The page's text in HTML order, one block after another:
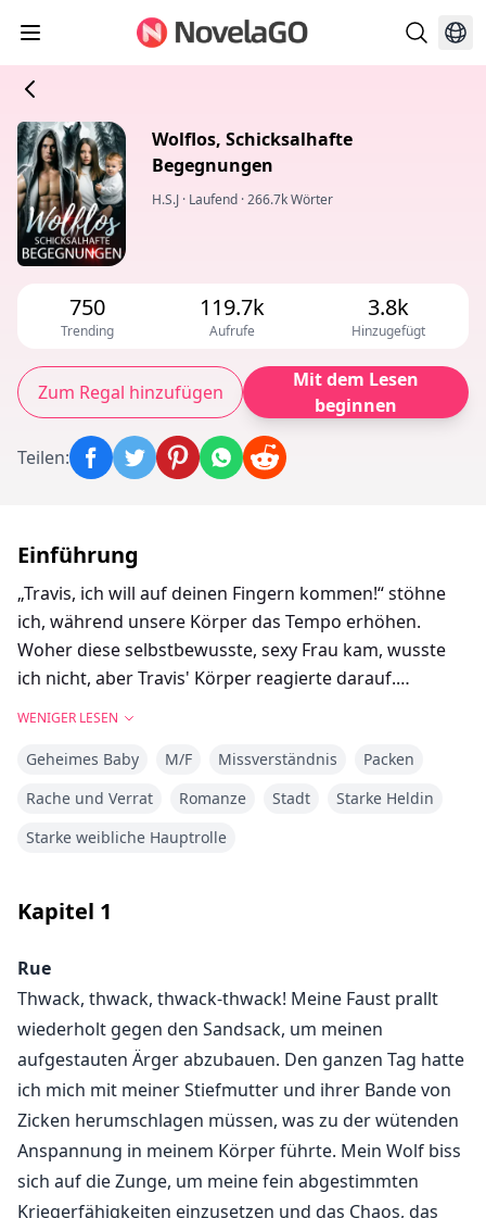
Wolflos, Schicksalhafte
Begegnungen
H.S.J · Laufend ·266.7k Wörter
750
Trending
119.7k
Aufrufe
3.8k
Hinzugefügt
Zum Regal hinzufügen
Mit dem Lesen
beginnen
Teilen:
Einführung
„Travis, ich will auf deinen Fingern kommen!“ stöhne
ich, während unsere Körper das Tempo erhöhen.
Woher diese selbstbewusste, sexy Frau kam, wusste
ich nicht, aber Travis' Körper reagierte darauf.
Daumen erhöht, einen dritten Finger hinzufügt und
mich über den Rand treibt. Ich explodiere auf seiner
weiterhin durch meinen Orgasmus fickt.
Rue, einst die furchtloseste Kriegerin des Blood Red
Rudels, erleidet einen herzzerreißenden Verrat durch
ihre engste Freundin, und ein schicksalhafter One-
Night-Stand verändert ihren Weg. Sie wurde von ihrem
eigenen Vater aus dem Rudel verbannt. Sechs Jahre
später, als die Angriffe der Streuner zunehmen, wird
Rue in ihre stürmische Welt zurückgerufen, nun
begleitet von einem niedlichen kleinen Jungen.
Mitten in diesem Chaos wird Travis, der
WENIGER LESEN
Geheimes Baby M/F Missverständnis
Packen
Rache und Verrat
Romanze Stadt
Starke Heldin
Starke weibliche Hauptrolle
Kapitel 1
Rue
Thwack, thwack, thwack-thwack! Meine Faust prallt
wiederholt gegen den Sandsack, um meinen
aufgestauten Ärger abzubauen. Den ganzen Tag hatte
ich mich mit meiner Stiefmutter und ihrer Bande von
Zicken herumschlagen müssen, was zu der wütenden
Anspannung in meinem Körper führte. Mein Wolf biss
sich auf die Zunge, um meine fein abgestimmten
Kriegerfähigkeiten einzusetzen und das Chaos, das